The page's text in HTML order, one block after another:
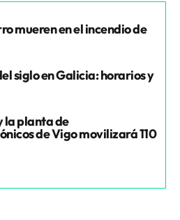
mueren en el incendio de
siglo en Galicia: horarios y
la planta de
de Vigo movilizará 110